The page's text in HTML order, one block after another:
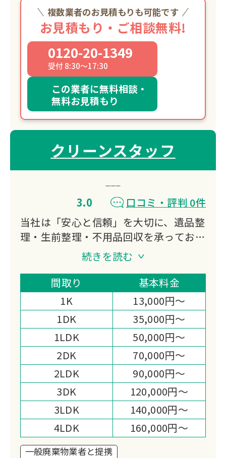
複数業者のお見積もりも可能です
お見積もり・ご相談無料!
0120-20-1349
受付 8:30～17:30
この業者に無料相談・
無料お見積もり
クリーンスタッフ
3.0
口コミ・評判 0件
当社は「安心と信頼」を大切に、遺品整
理・生前整理・不用品回収を承っており
故人の思い出を尊重し、ご家族のお気持
ちに寄り添いながら、丁寧で誠実な対応
を心がけています。
確かな経験と実績を活かし、安心して任
せられるサービスを提供いたします。
続きを読む
間取り
基本料金
1K
13,000円～
1DK
35,000円～
1LDK
50,000円～
2DK
70,000円～
2LDK
90,000円～
3DK
120,000円～
3LDK
140,000円～
4LDK
160,000円～
一般廃棄物業者と提携